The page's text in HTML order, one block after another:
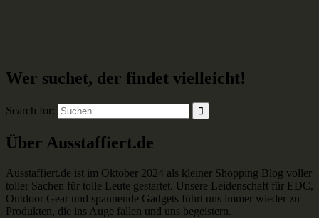
Wer suchet, der findet vielleicht!
Search for:
Über Ausstaffiert.de
Ausstaffiert.de ist im Oktober 2024 als kleiner Shopping Blog voller
toller Sachen für tolle Leute gestartet. Unsere Leidenschaft für EDC,
Outdoor Gear und spannende Gadgets führt uns immer wieder zu
Produkten, die ins Auge fallen und uns begeistern.